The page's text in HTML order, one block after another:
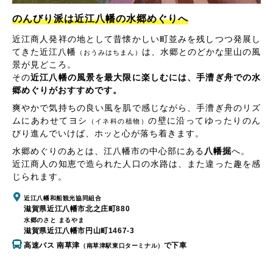
のんびり派は近江八幡の水郷めぐりへ
近江商人発祥の地として昔懐かしい町並みを残しつつ発展し
てきた近江八幡 （おうみはちまん） は、水郷とのどかな里山の風
景が見どころ。
その近江八幡の風景を最大限に楽しむには、手漕ぎ舟での水
郷めぐりがおすすめです。
爽やかで気持ちの良い風を肌で感じながら、手漕ぎ舟のリズ
ムにあわせてヨシ
（イネ科の植物）の壁に沿ってゆったりのん
びり進んでいけば、ホッと心が落ち着きます。
水郷めぐりのあとは、江八幡市の中心部にある八幡掘へ。
近江商人の知恵で造られた人口の水路は、また違った趣を感
じられます。
近江八幡和船観光協同組合
滋賀県近江八幡市北之庄町880
水郷のさと まるやま
滋賀県近江八幡市円山町1467-3
高速バス 南草津 （南草津駅東口ターミナル） で下車